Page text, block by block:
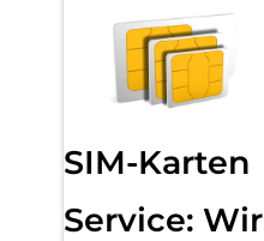
SIM-Karten
Service: Wir